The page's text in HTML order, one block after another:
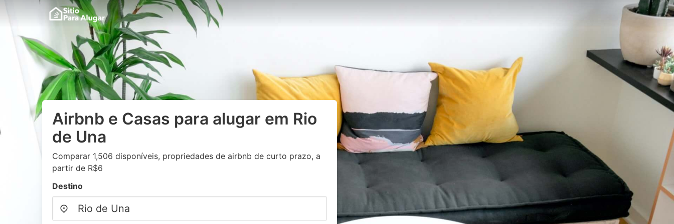
Airbnb e Casas para alugar em Rio
de Una
Comparar 1,506 disponíveis, propriedades de airbnb de curto prazo, a
partir de R$6
Destino